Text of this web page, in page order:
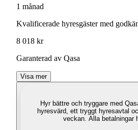
1 månad
Kvalificerade hyresgäster med
8 018 kr
Garanterad av Qasa
Visa mer
Hyr bättre och tryggare med
hyresvärd, ett tryggt hyresavtal
veckan. Alla betalningar